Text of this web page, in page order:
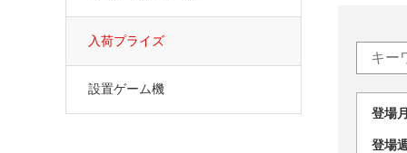
登
登
入荷プライズ
設置ゲーム機